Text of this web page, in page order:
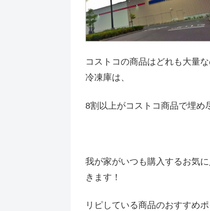
コストコの商品はどれも大量
冷凍庫は、
8割以上がコストコ商品で埋め
我が家がいつも購入するお気
きます！
リピしている商品のおすすめ